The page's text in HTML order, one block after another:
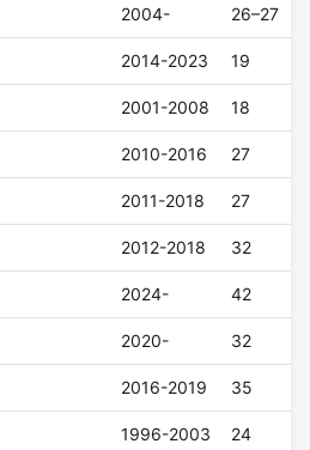
2004- 26–27
2014-2023 19
2001-2008 18
2010-2016 27
2011-2018 27
2012-2018 32
2024- 42
2020- 32
2016-2019 35
1996-2003 24